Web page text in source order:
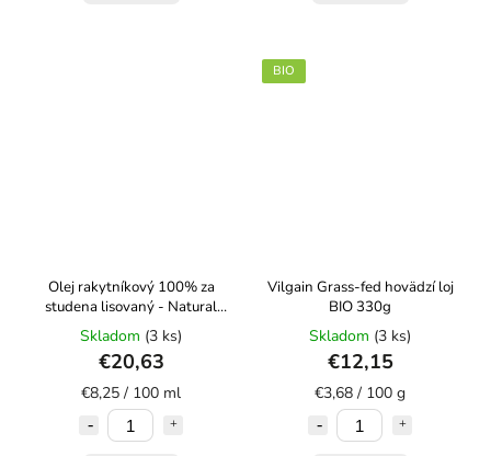
Olej rakytníkový 100% za
studena lisovaný - Natural
250ml
Skladom (3 ks)
€20,63
€8,25 / 100 ml
BIO
Vilgain Grass-fed hovädzí loj
BIO 330g
Skladom (3 ks)
€12,15
€3,68 / 100 g